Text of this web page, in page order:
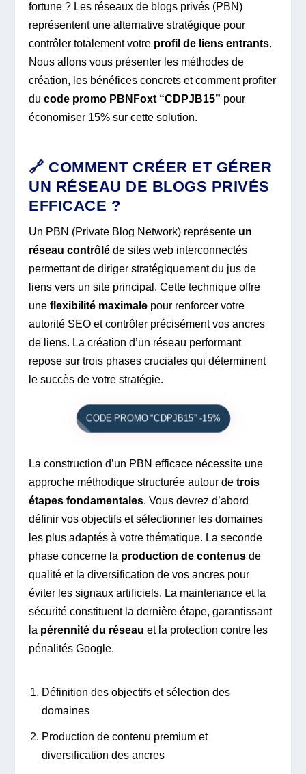
fortune ? Les réseaux de blogs privés (PBN)
représentent une alternative stratégique pour
contrôler totalement votre profil de liens entrants.
Nous allons vous présenter les méthodes de
création, les bénéfices concrets et comment profiter
ducode promo PBNFoxt “CDPJB15” pour
économiser 15% sur cette solution.
🔗 COMMENT CRÉER ET GÉRER
UN RÉSEAU DE BLOGS PRIVÉS
EFFICACE ?
Un PBN (Private Blog Network) représente un
réseau contrôlé de sites web interconnectés
permettant de diriger stratégiquement du jus de
liens vers un site principal. Cette technique offre
uneflexibilité maximale pour renforcer votre
autorité SEO et contrôler précisément vos ancres
de liens. La création d’un réseau performant
repose sur trois phases cruciales qui déterminent
le succès de votre stratégie.
CODE PROMO “CDPJB15” -15%
La construction d’un PBN efficace nécessite une
approche méthodique structurée autour detrois
étapes fondamentales. Vous devrez d’abord
définir vos objectifs et sélectionner les domaines
les plus adaptés à votre thématique. La seconde
phase concerne la production de contenus de
qualité et la diversification de vos ancres pour
éviter les signaux artificiels. La maintenance et la
sécurité constituent la dernière étape, garantissant
la pérennité du réseau et la protection contre les
pénalités Google.
Définition des objectifs et sélection des
domaines
Production de contenu premium et
diversification des ancres